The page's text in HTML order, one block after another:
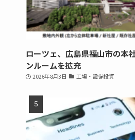
ローツェ、広島県福山市の本
ンルームを拡充
2026年8月3日 工場・設備投資